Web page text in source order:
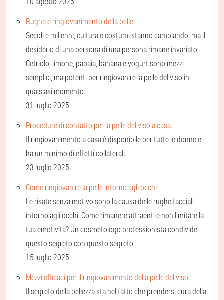
Rughe e ringiovanimento della pelle
Secoli e millenni, cultura e costumi stanno cambiando, ma il
desiderio di una persona di una persona rimane invariato.
Cetriolo, limone, papaia, banana e yogurt sono mezzi
semplici, ma potenti per ringiovanire la pelle del viso in
qualsiasi momento.
31 luglio 2025
Procedure di contatto per la pelle del viso a casa.
Il ringiovanimento a casa è disponibile per tutte le donne e
ha un minimo di effetti collaterali.
23 luglio 2025
Come ringiovanire la pelle intorno agli occhi
Le risate senza motivo sono la causa delle rughe facciali
intorno agli occhi. Come rimanere attraenti e non limitare la
tua emotività? Un cosmetologo professionista condivide
questo segreto con questo segreto.
15 luglio 2025
Mezzi efficaci per il ringiovanimento della pelle del viso.
Il segreto della bellezza sta nel fatto che prendersi cura della